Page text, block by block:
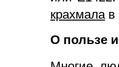
крахмалав
О пользе